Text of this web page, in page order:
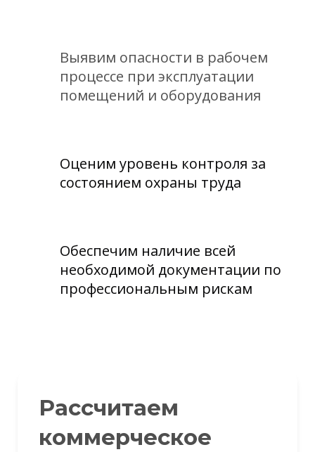
Выявим опасности в рабочем
процессе при эксплуатации
помещений и оборудования
Оценим уровень контроля за
состоянием охраны труда
Обеспечим наличие всей
необходимой документации по
профессиональным рискам
Рассчитаем
коммерческое